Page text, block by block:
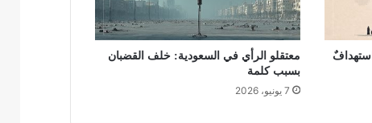
معتقلو الرأي في السعودية: خلف القضبان
بسبب كلمة
7 يونيو، 2026